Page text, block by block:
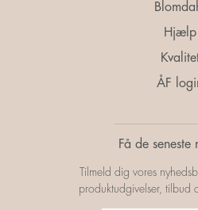
Hjælp
ÅF
Få de seneste
Tilmeld dig vores
produktudgivelser, tilbud